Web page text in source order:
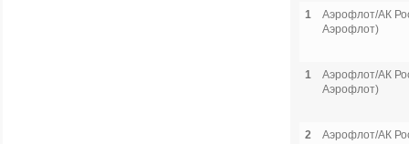
1
Аэрофлот/АК
Аэрофлот)
1
Аэрофлот/АК
Аэрофлот)
2
Аэрофлот/АК